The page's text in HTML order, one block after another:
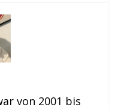
von 2001 bis